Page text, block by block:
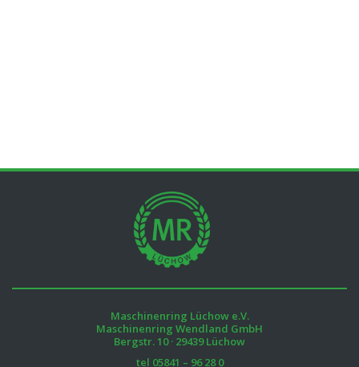
Maschinenring Lüchow e.V.
Maschinenring Wendland GmbH
Bergstr. 10 · 29439 Lüchow
tel 05841 – 96 28 0